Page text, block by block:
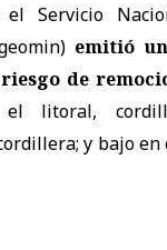
el Servicio
emitió
de
el litoral,
y bajo